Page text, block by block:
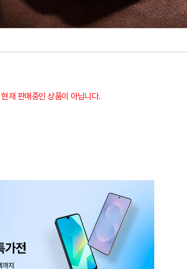
현재 판매중인 상품이 아닙니다.